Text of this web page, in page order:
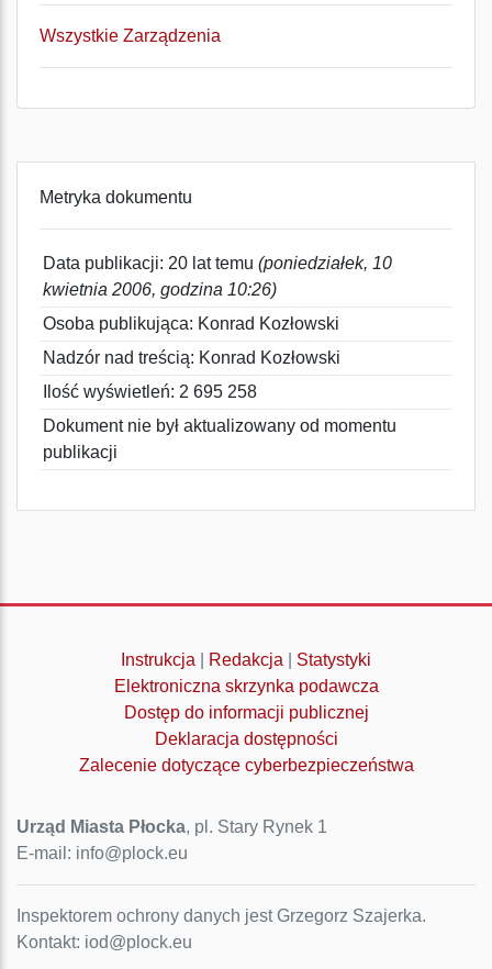
Wszystkie Zarządzenia
Metryka dokumentu
Data publikacji: 20 lat temu (poniedziałek, 10
kwietnia 2006, godzina 10:26)
Osoba publikująca: Konrad Kozłowski
Nadzór nad treścią: Konrad Kozłowski
Ilość wyświetleń: 2 695 258
Dokument nie był aktualizowany od momentu
publikacji
Instrukcja Redakcja
Statystyki
Elektroniczna skrzynka podawcza
Dostęp do informacji publicznej
Deklaracja dostępności
Zalecenie dotyczące cyberbezpieczeństwa
Urząd Miasta Płocka, pl. Stary Rynek 1
E-mail: info@plock.eu
Inspektorem ochrony danych jest Grzegorz Szajerka.
Kontakt: iod@plock.eu